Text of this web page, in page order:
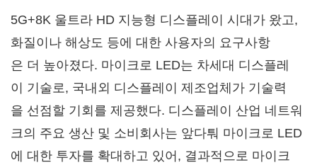
5G+8K 울트라 HD 지능형 디스플레이 시대가 왔고,
화질이나 해상도 등에 대한 사용자의 요구사항
은 더 높아졌다. 마이크로 LED는 차세대 디스플레
이 기술로, 국내외 디스플레이 제조업체가 기술력
을 선점할 기회를 제공했다. 디스플레이 산업 네트워
크의 주요 생산 및 소비회사는 앞다퉈 마이크로 LED
에 대한 투자를 확대하고 있어, 결과적으로 마이크